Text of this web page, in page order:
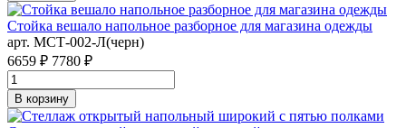
Стойка вешало напольное разборное для магазина одежды
арт. MСТ-002-Л(черн)
6659 ₽ 7780 ₽
В корзину